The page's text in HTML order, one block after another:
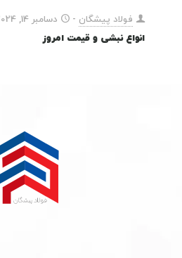
فولاد پیشگان -
دسامبر 14, 2024
انواع نبشی و قیمت امروز